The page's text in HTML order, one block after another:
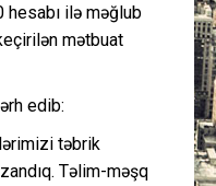
Peşə etikası
hesabı ilə məğlub
mətbuat
edib:
təbrik
Təlim-məşq